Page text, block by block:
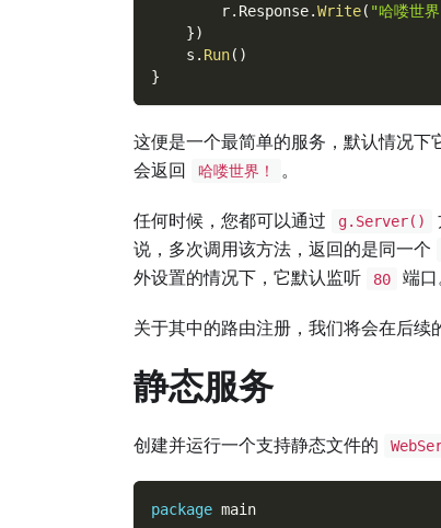
        r
. Response.Write( "哈喽世
})
    s
. Run( )
}
这便是一个最简单的服务，默认情况
会返回
哈喽世界！ 。
任何时候，您都可以通过 g.Server()
说，多次调用该方法，返回的是同一个
外设置的情况下，它默认监听
80 端口
关于其中的路由注册，我们将会在后
静态服务
创建并运行一个支持静态文件的
package main